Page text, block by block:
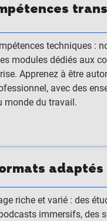
techniques :
modules dédiés aux
Apprenez à être
avec des
monde du travail.
adaptés
riche et varié : des
immersifs, des